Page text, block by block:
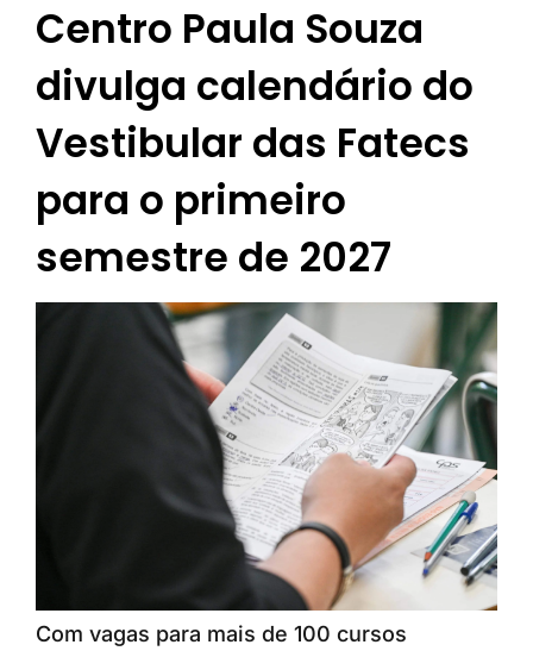
Centro Paula Souza
divulga calendário do
Vestibular das Fatecs
para o primeiro
semestre de 2027
Com vagas para mais de 100 cursos